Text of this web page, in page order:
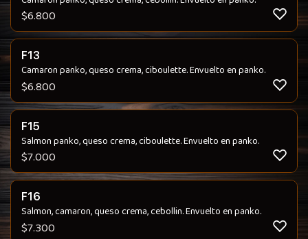
$6.800
F13
Camaron panko, queso crema, ciboulette. Envuelto en panko.
$6.800
F15
Salmon panko, queso crema, ciboulette. Envuelto en panko.
$7.000
F16
Salmon, camaron, queso crema, cebollin. Envuelto en panko.
$7.300